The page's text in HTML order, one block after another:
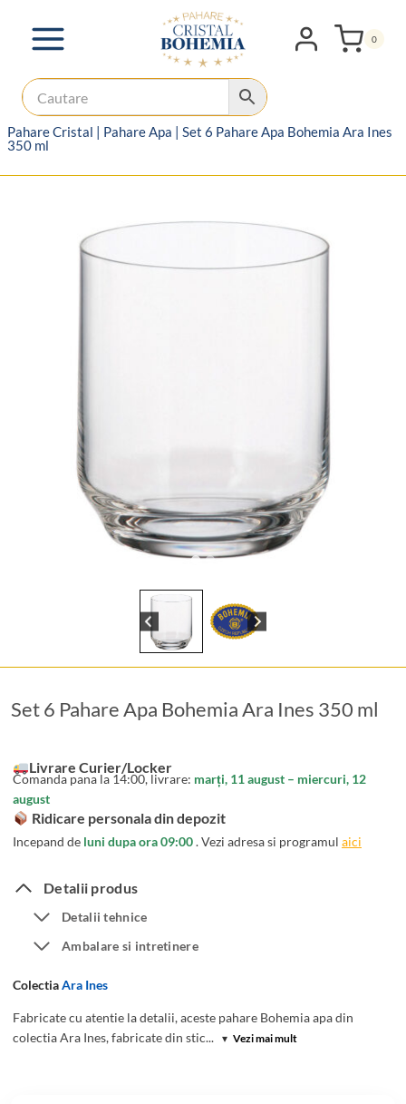
0
Pahare Cristal | Pahare Apa | Set 6 Pahare Apa Bohemia Ara Ines
350 ml
Set 6 Pahare Apa Bohemia Ara Ines 350 ml
Livrare Curier/Locker
Comanda pana la 14:00, livrare: marți, 11 august – miercuri, 12
august
Ridicare personala din depozit
Incepand de luni dupa ora 09:00. Vezi adresa si programul aici
Detalii produs
Detalii tehnice
Ambalare si intretinere
ColectiaAra Ines
Fabricate cu atentie la detalii, aceste pahare Bohemia apa din
colectia Ara Ines, fabricate din stic... ▾ Vezi mai mult